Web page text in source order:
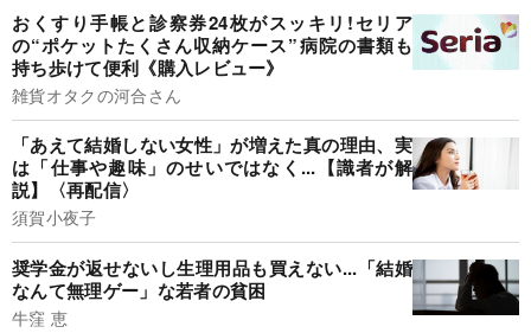
おくすり手帳と診察券24枚がスッキリ!セリア
の“ポケットたくさん収納ケース”病院の書類も
持ち歩けて便利《購入レビュー》
雑貨オタクの河合さん
「あえて結婚しない女性」が増えた真の理由、実
は「仕事や趣味」のせいではなく...【識者が解
説】〈再配信〉
須賀小夜子
奨学金が返せないし生理用品も買えない...「結婚
なんて無理ゲー」な若者の貧困
牛窪 恵